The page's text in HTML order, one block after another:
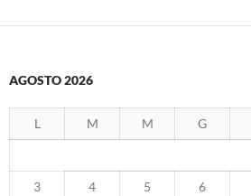
AGOSTO 2026
L M M G
3 4 5 6